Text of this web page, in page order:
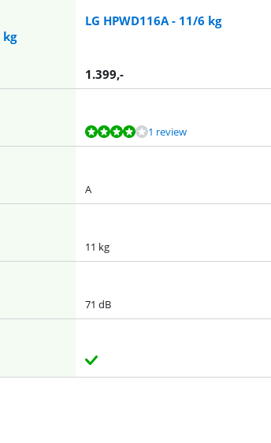
kg
LG HPWD116A - 11/6 kg
1.399,-
1 review
A
11 kg
71 dB